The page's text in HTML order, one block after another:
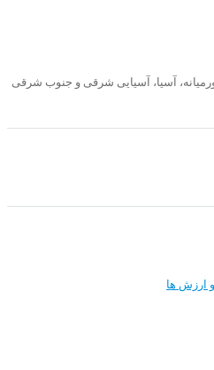
آسیا، آسیایی شرقی و جنوب شرقی
ارزش ها